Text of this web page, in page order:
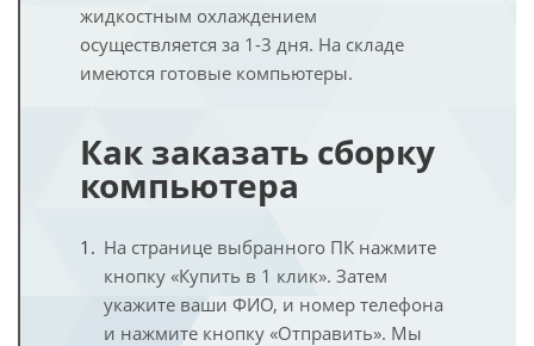
жидкостным охлаждением
осуществляется за 1-3 дня. На складе
имеются готовые компьютеры.
Как заказать сборку
компьютера
На странице выбранного ПК нажмите
кнопку «Купить в 1 клик». Затем
укажите ваши ФИО, и номер телефона
и нажмите кнопку «Отправить». Мы